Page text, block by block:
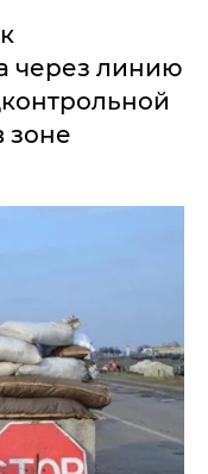
через линию
зоне